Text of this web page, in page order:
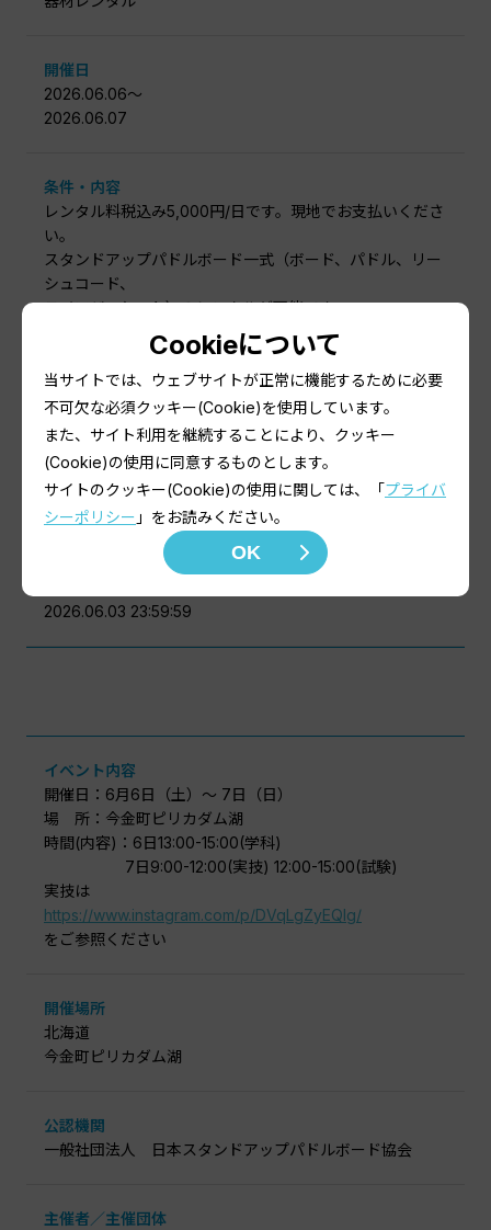
開催日
2026.06.06〜
2026.06.07
条件・内容
レンタル料税込み5,000円/日です。現地でお支払いくださ
い。
スタンドアップパドルボード一式（ボード、パドル、リー
シュコード、
ライフジャケット）のレンタルが可能です。
定員
8
金額
¥0
2026.06.03 23:59:59
イベント内容
開催日：6月6日（土）～ 7日（日）
場 所：今金町ピリカダム湖
時間(内容)：6日13:00-15:00(学科)
7日9:00-12:00(実技) 12:00-15:00(試験)
実技は
https://www.instagram.com/p/DVqLgZyEQIg/
をご参照ください
開催場所
北海道
今金町ピリカダム湖
公認機関
一般社団法人 日本スタンドアップパドルボード協会
主催者／主催団体
Cookieについて
当サイトでは、ウェブサイトが正常に機能するために必要
不可欠な必須クッキー(Cookie)を使用しています。
また、サイト利用を継続することにより、クッキー
(Cookie)の使用に同意するものとします。
サイトのクッキー(Cookie)の使用に関しては、「プライバ
シーポリシー 」をお読みください。
OK